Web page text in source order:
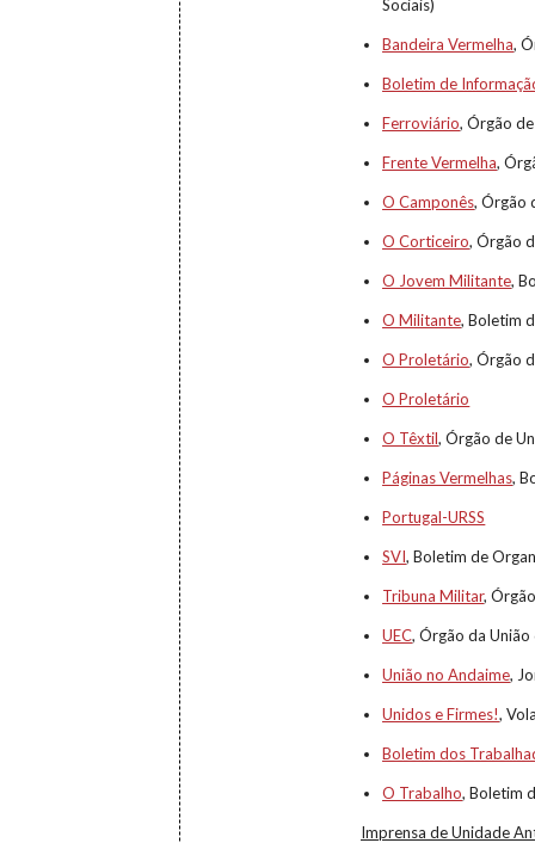
Sociais)
Bandeira Vermelha,
Boletim de
Ferroviário, Órgão
Frente Vermelha,
O Camponês, Órgão
O Corticeiro, Órgão
O Jovem Militante,
O Militante, Boletim
O Proletário, Órgão
O Proletário
O Têxtil, Órgão de
Páginas Vermelhas,
Portugal-URSS
SVI, Boletim de
Tribuna Militar,
UEC, Órgão da
União no Andaime,
Unidos e Firmes!,
Boletim dos
O Trabalho, Boletim
Imprensa de Unidade